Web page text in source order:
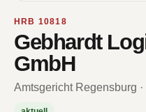
HRB 10818
Gebhardt
GmbH
Amtsgericht Regensburg ·